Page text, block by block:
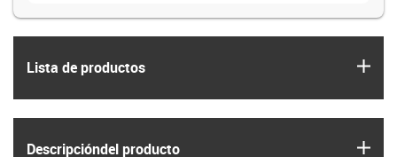
Lista de productos
Descripción­del producto